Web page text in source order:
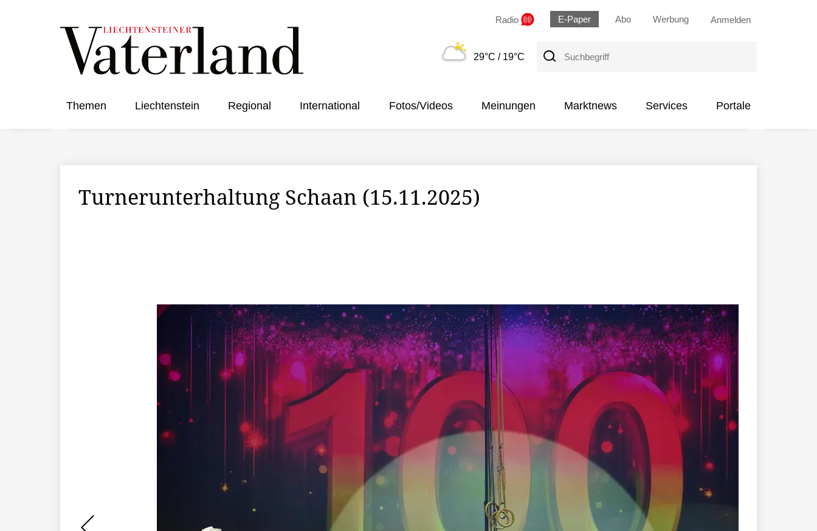
Radio E-Paper Abo Werbung Anmelden
29°C / 19°C
Suchbegriff
Themen Liechtenstein Regional International Fotos/Videos Meinungen Marktnews Services Portale
Turnerunterhaltung Schaan (15.11.2025)